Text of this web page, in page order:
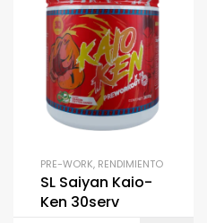
PRE-WORK, RENDIMIENTO
SL Saiyan Kaio-
Ken 30serv